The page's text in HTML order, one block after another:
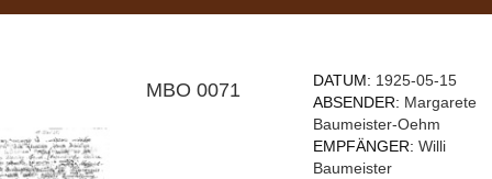
MBO 0071 DATUM: 1925-05-15
ABSENDER: Margarete
Baumeister-Oehm
EMPFÄNGER:Willi
Baumeister